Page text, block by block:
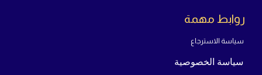
روابط مهمة
سياسة الاسترجاع
سياسة الخصوصية